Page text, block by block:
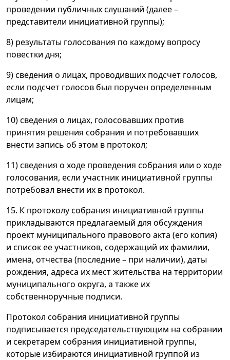
проведении публичных слушаний (далее –
представители инициативной группы);
8) результаты голосования по каждому вопросу
повестки дня;
9) сведения о лицах, проводивших подсчет голосов,
если подсчет голосов был поручен определенным
лицам;
10) сведения о лицах, голосовавших против
принятия решения собрания и потребовавших
внести запись об этом в протокол;
11) сведения о ходе проведения собрания или о ходе
голосования, если участник инициативной группы
потребовал внести их в протокол.
15. К протоколу собрания инициативной группы
прикладываются предлагаемый для обсуждения
проект муниципального правового акта (его копия)
и список ее участников, содержащий их фамилии,
имена, отчества (последние – при наличии), даты
рождения, адреса их мест жительства на территории
муниципального округа, а также их
собственноручные подписи.
Протокол собрания инициативной группы
подписывается председательствующим на собрании
и секретарем собрания инициативной группы,
которые избираются инициативной группой из